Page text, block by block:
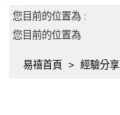
您目前的位置為 :
您目前的位置為
易禧首頁 經驗分享